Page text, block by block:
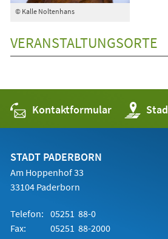
© Kalle Noltenhans
VERANSTALTUNGSORTE
Kontaktformular (Öffnet
in
einem
STADT PADERBORN
Am Hoppenhof 33
33104 Paderborn
Telefon: 05251 88-0
Fax:
05251 88-2000